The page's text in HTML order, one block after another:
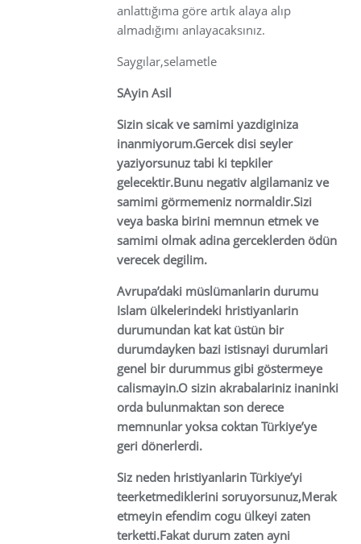
anlattığıma göre artık alaya alıp
almadığımı anlayacaksınız.
Saygılar,selametle
SAyin Asil
Sizin sicak ve samimi yazdiginiza
inanmiyorum.Gercek disi seyler
yaziyorsunuz tabi ki tepkiler
gelecektir.Bunu negativ algilamaniz ve
samimi görmemeniz normaldir.Sizi
veya baska birini memnun etmek ve
samimi olmak adina gerceklerden ödün
verecek degilim.
Avrupa’daki müslümanlarin durumu
Islam ülkelerindeki hristiyanlarin
durumundan kat kat üstün bir
durumdayken bazi istisnayi durumlari
genel bir durummus gibi göstermeye
calismayin.O sizin akrabalariniz inaninki
orda bulunmaktan son derece
memnunlar yoksa coktan Türkiye’ye
geri dönerlerdi.
Siz neden hristiyanlarin Türkiye’yi
teerketmediklerini soruyorsunuz,Merak
etmeyin efendim cogu ülkeyi zaten
terketti.Fakat durum zaten ayni